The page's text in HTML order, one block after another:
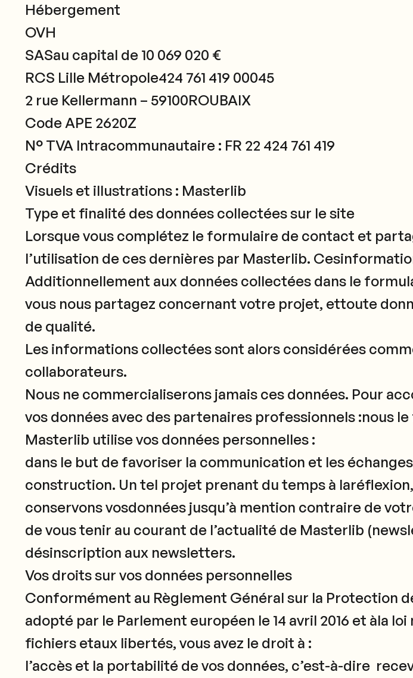
Hébergement
OVH
SASau capital de 10 069 020 €
RCS Lille Métropole424 761 419 00045
2 rue Kellermann – 59100ROUBAIX
Code APE 2620Z
N° TVA Intracommunautaire : FR 22 424 761 419
Crédits
Visuels et illustrations : Masterlib
Type et finalité des données collectées sur le site
Lorsque vous complétez le formulaire de contact et
l’utilisation de ces dernières par Masterlib.
Additionnellement aux données collectées dans le
vous nous partagez concernant votre projet, ettoute
de qualité.
Les informations collectées sont alors considérées
collaborateurs.
Nous ne commercialiserons jamais ces données. Pour
vos données avec des partenaires professionnels :nous
Masterlib utilise vos données personnelles :
dans le but de favoriser la communication et les
construction. Un tel projet prenant du temps à
conservons vosdonnées jusqu’à mention contraire de
de vous tenir au courant de l’actualité de Masterlib
désinscription aux newsletters.
Vos droits sur vos données personnelles
Conformément au Règlement Général sur la Protection
adopté par le Parlement européen le 14 avril 2016 et àla
fichiers etaux libertés, vous avez le droit à :
l’accès et la portabilité de vos données, c’est-à-dire